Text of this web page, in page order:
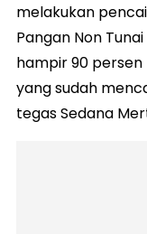
melakukan
Pangan Non
hampir 90 persen
yang sudah
tegas Sedana